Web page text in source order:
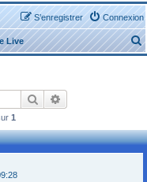
Connexion
S’enregistrer
Live
e
r
Rechercher
1